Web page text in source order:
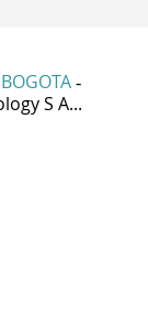
-
S A...